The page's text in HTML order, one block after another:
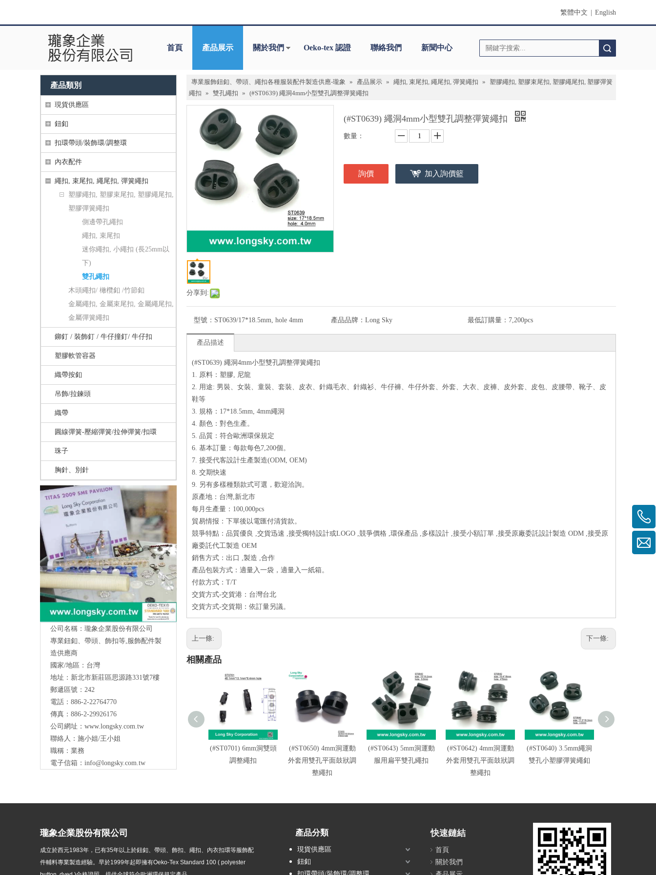
繁體中文 English
首頁 產品展示 關於我們 Oeko-tex 認證 聯絡我們 新聞中心
產品類別
現貨供應區
鈕釦
扣環帶頭/裝飾環/調整環
內衣配件
繩扣, 束尾扣, 繩尾扣, 彈簧繩扣
塑膠繩扣, 塑膠束尾扣, 塑膠繩尾扣,
塑膠彈簧繩扣
側邊帶孔繩扣
繩扣, 束尾扣
迷你繩扣, 小繩扣 (長25mm以
下)
雙孔繩扣
木頭繩扣/ 橄欖釦 /竹節釦
金屬繩扣, 金屬束尾扣, 金屬繩尾扣,
金屬彈簧繩扣
鉚釘 / 裝飾釘 / 牛仔撞釘/ 牛仔扣
塑膠軟管容器
織帶按釦
吊飾/拉鍊頭
織帶
圓線彈簧-壓縮彈簧/拉伸彈簧/扣環
珠子
胸針、別針
Long Sky- 服裝輔料、鈕扣、扣環、繩扣、
服飾配件製造供應
公司名稱：瓏象企業股份有限公司
專業鈕釦、帶頭、飾扣等,服飾配件製
造供應商
國家/地區：台灣
地址：新北市新莊區思源路331號7樓
郵遞區號：242
電話：886-2-22764770
傳真：886-2-29926176
公司網址： www.longsky.com.tw
聯絡人：施小姐/王小姐
職稱：業務
電子信箱： info@longsky.com.tw
專業服飾鈕釦、帶頭、繩扣各種服裝配件製造供應-瓏象 » 產品展示 » 繩扣, 束尾扣, 繩尾扣, 彈簧繩扣 »
塑膠繩扣, 塑膠束尾扣, 塑膠繩尾扣, 塑膠彈簧
繩扣 » 雙孔繩扣 » (#ST0639) 繩洞4mm小型雙孔調整彈簧繩扣
分享到:
(#ST0639) 繩洞4mm小型雙孔調整彈簧繩扣
數量：
詢價 加入詢價籃
型號： ST0639/17*18.5mm, hole 4mm 產品品牌： Long Sky 最低訂購量： 7,200pcs
產品描述
(#ST0639) 繩洞4mm小型雙孔調整彈簧繩扣
1. 原料：塑膠, 尼龍
2. 用途: 男裝、女裝、童裝、套裝、皮衣、針織毛衣、針織衫、牛仔褲、牛仔外套、外套、大衣、皮褲、皮外套、皮包、皮腰帶、靴子、皮
鞋等
3. 規格：17*18.5mm, 4mm繩洞
4. 顏色：對色生產。
5. 品質：符合歐洲環保規定
6. 基本訂量：每款每色7,200個。
7. 接受代客設計生產製造(ODM, OEM)
8. 交期快速
9. 另有多樣種類款式可選，歡迎洽詢。
原產地：台灣,新北市
每月生產量：100,000pcs
貿易情报：下單後以電匯付清貨款。
競爭特點：品質優良 ,交貨迅速 ,接受獨特設計或LOGO ,競爭價格 ,環保產品 ,多樣設計 ,接受小額訂單 ,接受原廠委託設計製造 ODM ,接受原
廠委託代工製造 OEM
銷售方式：出口 ,製造 ,合作
產品包裝方式：適量入一袋，適量入一紙箱。
付款方式：T/T
交貨方式-交貨港：台灣台北
交貨方式-交貨期：依訂量另議。
上一條: 下一條:
相關產品
(#ST0701) 6mm洞雙頭
調整繩扣
(#ST0650) 4mm洞運動
外套用雙孔平面鼓狀調
整繩扣
(#ST0643) 5mm洞運動
服用扁平雙孔繩扣
(#ST0642) 4mm洞運動
外套用雙孔平面鼓狀調
整繩扣
(#ST0640) 3.5mm繩洞
雙孔小塑膠彈簧繩釦
瓏象企業股份有限公司
成立於西元1983年， 已有35年以上於鈕釦、帶頭、飾扣、繩扣、內衣扣環等服飾配
件輔料專業製造經驗。早於1999年起即擁有Oeko-Tex Standard 100 ( polyester
產品分類
現貨供應區
鈕釦
快速鏈結
首頁
關於我們